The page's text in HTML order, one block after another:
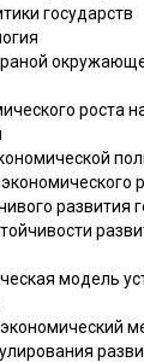
государств
роста
развития
модель